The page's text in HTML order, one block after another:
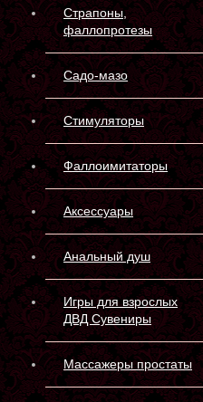
Страпоны,
фаллопротезы
Садо-мазо
Стимуляторы
Фаллоимитаторы
Аксессуары
Анальный душ
Игры для взрослых
ДВД Сувениры
Массажеры простаты